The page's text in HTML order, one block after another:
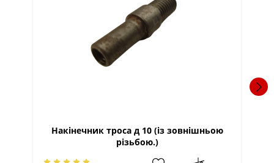
Накінечник троса д 10 (із зовнішньою
різьбою.)